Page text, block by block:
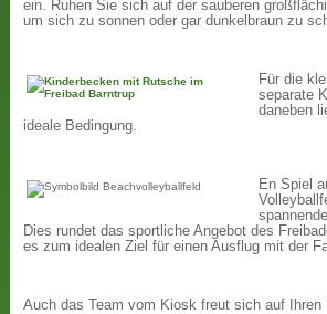
ein. Ruhen Sie sich auf der sauberen
um sich zu sonnen oder gar dunkelbraun zu
Für die
separate
daneben
ideale Bedingung.
En Spiel
Dies rundet das sportliche Angebot des
es zum idealen Ziel für einen Ausflug mit der
Auch das Team vom Kiosk freut sich auf Ihren